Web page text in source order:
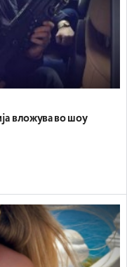
вложува во шоу